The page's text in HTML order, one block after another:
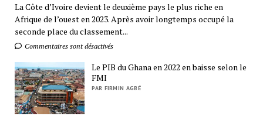
La Côte d’Ivoire devient le deuxième pays le plus riche en
Afrique de l’ouest en 2023. Après avoir longtemps occupé la
seconde place du classement...
Commentaires sont désactivés
Le PIB du Ghana en 2022 en baisse selon le
FMI
PAR FIRMIN AGBÉ